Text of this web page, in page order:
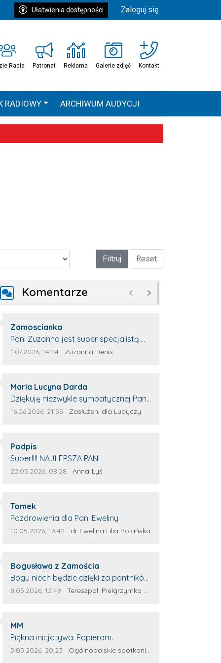
Ułatwienia dostępności Zaloguj się
Radia Patronat Reklama Galerie zdjęć Kontakt
RADIOWY ARCHIWUM AUDYCJI
HEAVEN TOUR
Filtruj Reset
Komentarze PoprzednieNastępne
Autor komentarza:
Zamoscianka
Treść komentarza:
Pani Zuzanna jest super specjalistą.
Korzystamy z moim pieskiem z jej
Data dodania komentarza:
1.07.2026, 14:24 Źródło komentarza:
Zuzanna Denis
Autor komentarza:
Maria Lucyna Darda
Treść komentarza:
Dziękuję niezwykle sympatycznej Pani
redaktor Annie Niderla-Kadach za
osób, którym trema odbierała głos.
Data dodania komentarza:
16.06.2026, 21:55 Źródło komentarza:
Zasłużeni dla Lubyczy
Autor komentarza:
Podpis
Treść komentarza:
Super!!!! NAJLEPSZA PANI
Data dodania komentarza:
22.05.2026, 08:28 Źródło komentarza:
Anna Łyś
Autor komentarza:
Tomek
Treść komentarza:
Pozdrowienia dla Pani Eweliny
Data dodania komentarza:
10.05.2026, 13:42 Źródło komentarza:
dr Ewelina Lilia Polańska
Autor komentarza:
Bogusława z Zamościa
Treść komentarza:
Bogu niech będzie dzięki za pontników
Terespola Wyglądają jak kolorowe
było za rok połączyć siły. Wsteczny że
z innych parafii dojadą potnicy.
Wszystko w wolność dzieci Bożych -
Data dodania komentarza:
8.05.2026, 12:49 Źródło komentarza:
Tereszpol. Pielgrzymka do Górecka Kościelnego
Autor komentarza:
MM
Treść komentarza:
Piękna inicjatywa. Popieram.
Data dodania komentarza:
5.05.2026, 20:23 Źródło komentarza:
Ogólnopolskie spotkanie Wojowników Maryi w Leżajsku